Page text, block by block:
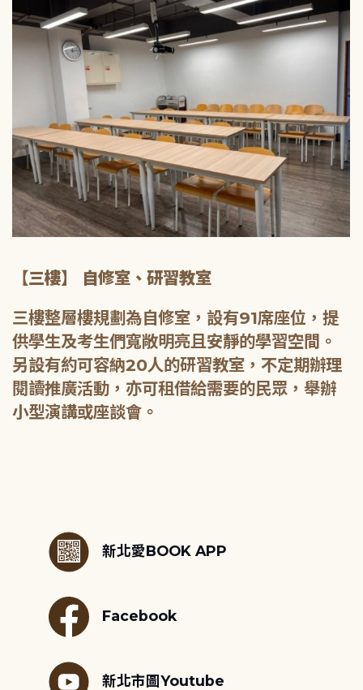
【三樓】 自修室、研習教室
三樓整層樓規劃為自修室，設有91席座位，提
供學生及考生們寬敞明亮且安靜的學習空間。
另設有約可容納20人的研習教室，不定期辦理
閱讀推廣活動，亦可租借給需要的民眾，舉辦
小型演講或座談會。
新北愛BOOK APP
Facebook
新北市圖Youtube